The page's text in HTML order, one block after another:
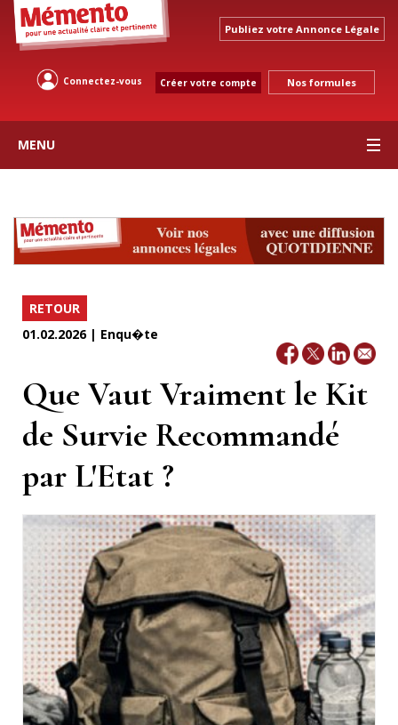
Publiez votre Annonce Légale
Connectez-vous Créer votre compte Nos formules
MENU
RETOUR
01.02.2026 | Enqu�te
Que Vaut Vraiment le Kit
de Survie Recommandé
par L'Etat ?